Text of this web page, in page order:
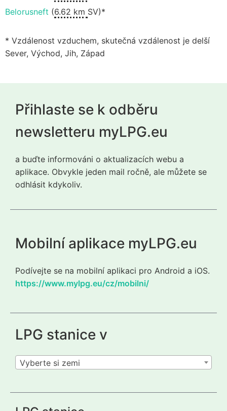
Belorusneft (6.62 km SV)*
* Vzdálenost vzduchem, skutečná vzdálenost je delší
Sever, Východ, Jih, Západ
Přihlaste se k odběru
newsletteru myLPG.eu
a buďte informováni o aktualizacích webu a
aplikace. Obvykle jeden mail ročně, ale můžete se
odhlásit kdykoliv.
Mobilní aplikace myLPG.eu
Podívejte se na mobilní aplikaci pro Android a iOS.
https://www.mylpg.eu/cz/mobilni/
LPG stanice v
Vyberte si zemi